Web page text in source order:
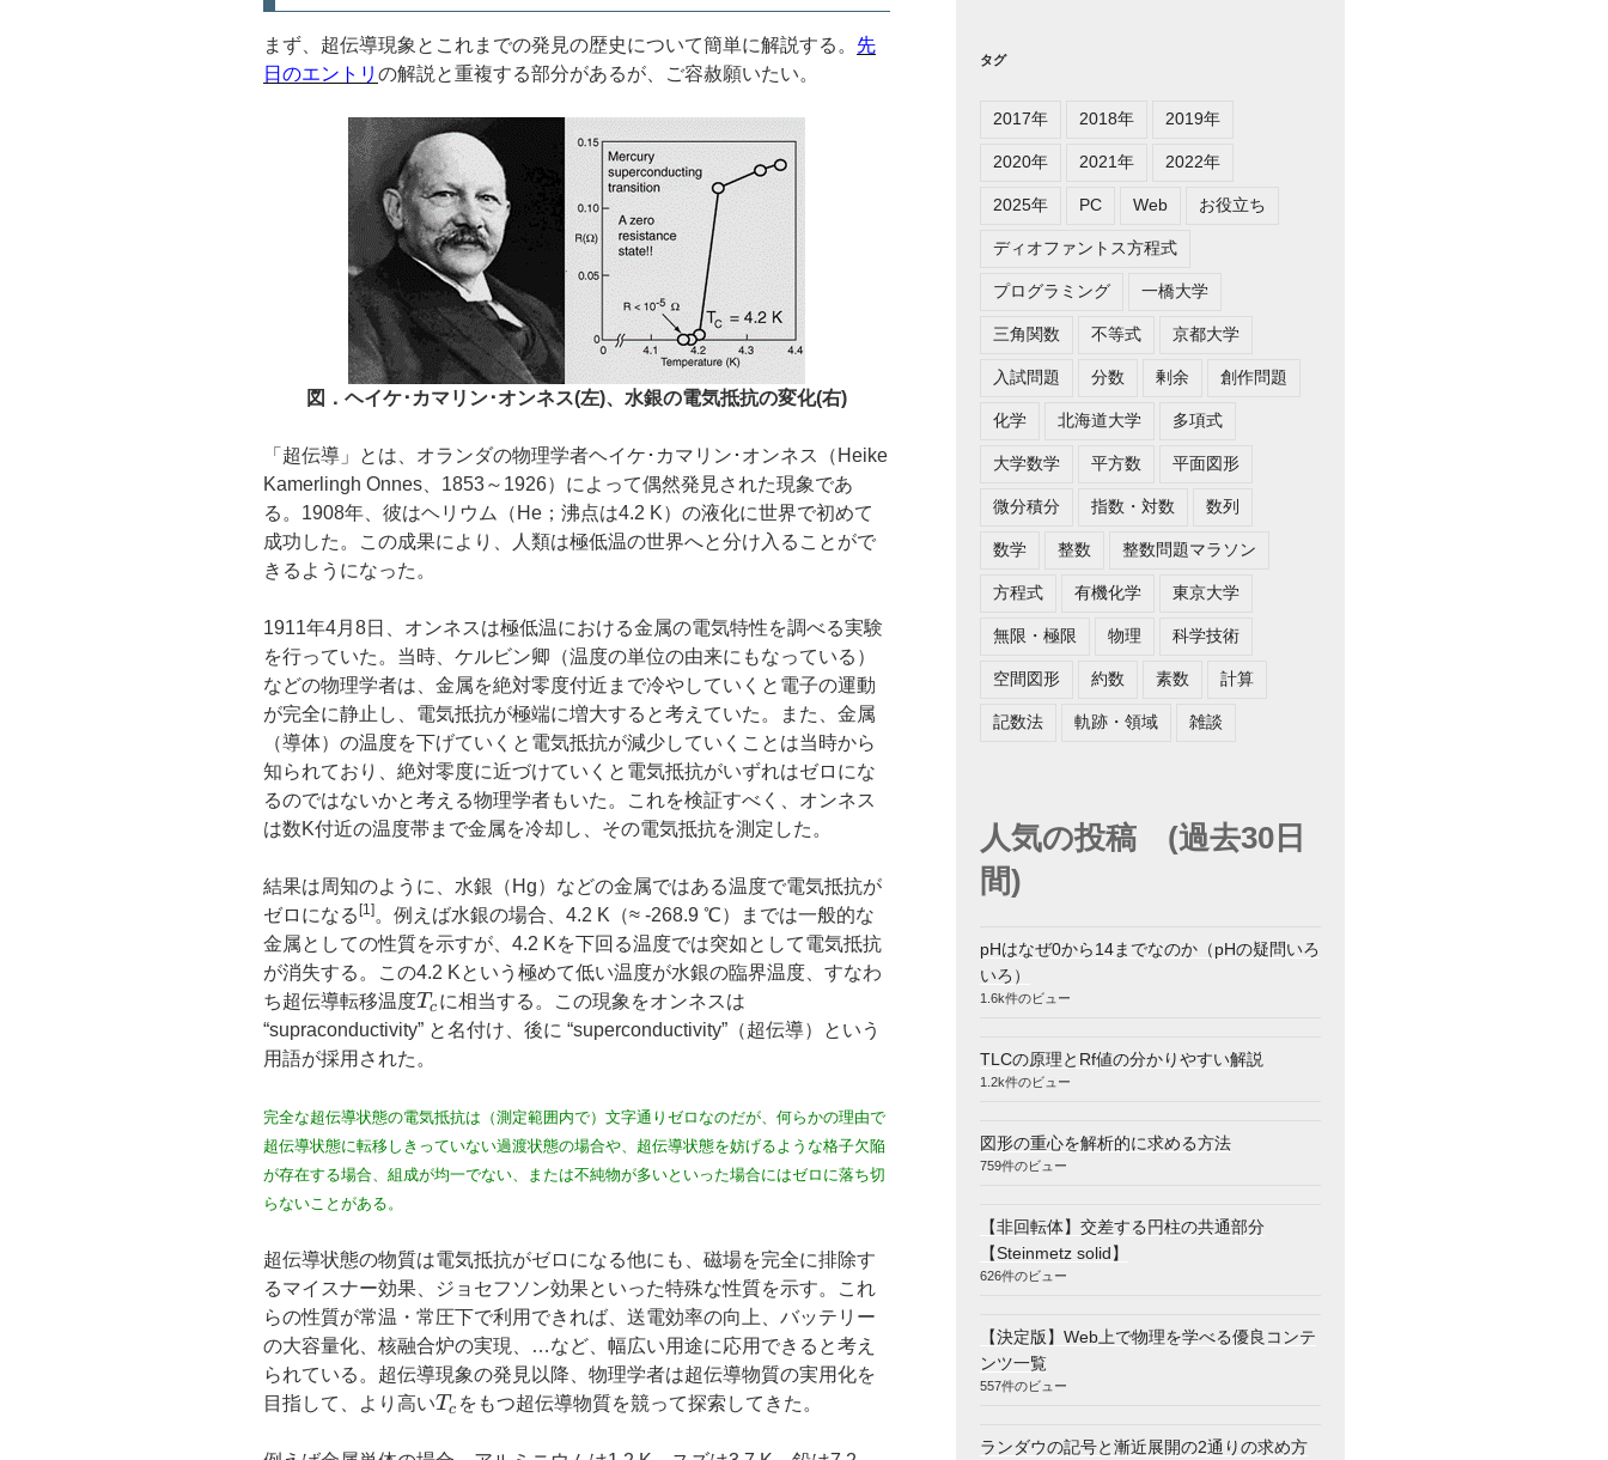
まず、超伝導現象とこれまでの発見の歴史について簡単に解説する。 先
日のエントリ の解説と重複する部分があるが、ご容赦願いたい。
図．ヘイケ･カマリン･オンネス(左)、水銀の電気抵抗の変化(右)
「超伝導」とは、オランダの物理学者ヘイケ･カマリン･オンネス（Heike
Kamerlingh Onnes、1853～1926）によって偶然発見された現象であ
る。1908年、彼はヘリウム（He；沸点は4.2 K）の液化に世界で初めて
成功した。この成果により、人類は極低温の世界へと分け入ることがで
きるようになった。
1911年4月8日、オンネスは極低温における金属の電気特性を調べる実験
を行っていた。当時、ケルビン卿（温度の単位の由来にもなっている）
などの物理学者は、金属を絶対零度付近まで冷やしていくと電子の運動
が完全に静止し、電気抵抗が極端に増大すると考えていた。また、金属
（導体）の温度を下げていくと電気抵抗が減少していくことは当時から
知られており、絶対零度に近づけていくと電気抵抗がいずれはゼロにな
るのではないかと考える物理学者もいた。これを検証すべく、オンネス
は数K付近の温度帯まで金属を冷却し、その電気抵抗を測定した。
結果は周知のように、水銀（Hg）などの金属ではある温度で電気抵抗が
ゼロになる [1] 。例えば水銀の場合、4.2 K（≈ -268.9 ℃）までは一般的な
金属としての性質を示すが、4.2 Kを下回る温度では突如として電気抵抗
が消失する。この4.2 Kという極めて低い温度が水銀の臨界温度、すなわ
ち超伝導転移温度T_c
Tc に相当する。この現象をオンネスは
“supraconductivity” と名付け、後に “superconductivity”（超伝導）という
用語が採用された。
完全な超伝導状態の電気抵抗は（測定範囲内で）文字通りゼロなのだが、何らかの理由で
超伝導状態に転移しきっていない過渡状態の場合や、超伝導状態を妨げるような格子欠陥
が存在する場合、組成が均一でない、または不純物が多いといった場合にはゼロに落ち切
らないことがある。
超伝導状態の物質は電気抵抗がゼロになる他にも、磁場を完全に排除す
るマイスナー効果、ジョセフソン効果といった特殊な性質を示す。これ
らの性質が常温・常圧下で利用できれば、送電効率の向上、バッテリー
の大容量化、核融合炉の実現、…など、幅広い用途に応用できると考え
られている。超伝導現象の発見以降、物理学者は超伝導物質の実用化を
目指して、より高いT_c
Tc をもつ超伝導物質を競って探索してきた。
タグ
2017年 2018年 2019年
2020年 2021年 2022年
2025年 PC Web お役立ち
ディオファントス方程式
プログラミング 一橋大学
三角関数 不等式 京都大学
入試問題 分数 剰余 創作問題
化学 北海道大学 多項式
大学数学 平方数 平面図形
微分積分 指数・対数 数列
数学 整数 整数問題マラソン
方程式 有機化学 東京大学
無限・極限 物理 科学技術
空間図形 約数 素数 計算
記数法 軌跡・領域 雑談
人気の投稿 (過去30日
間)
pHはなぜ0から14までなのか（pHの疑問いろ
いろ）
1.6k件のビュー
TLCの原理とRf値の分かりやすい解説
1.2k件のビュー
図形の重心を解析的に求める方法
759件のビュー
【非回転体】交差する円柱の共通部分
【Steinmetz solid】
626件のビュー
【決定版】Web上で物理を学べる優良コンテ
ンツ一覧
557件のビュー
ランダウの記号と漸近展開の2通りの求め方